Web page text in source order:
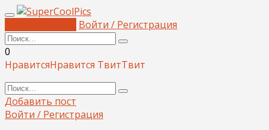
Войти / Регистрация
0
НравитсяНравится ТвитТвит
Добавить пост
Войти / Регистрация